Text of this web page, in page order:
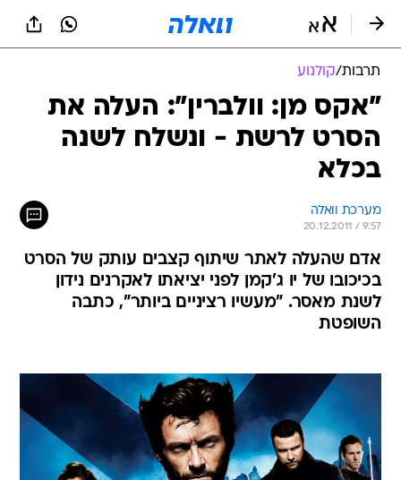
תרבות/קולנוע
"אקס מן: וולברין": העלה את
הסרט לרשת - ונשלח לשנה
בכלא
מערכת וואלה
20.12.2011 / 9:57
אדם שהעלה לאתר שיתוף קצבים עותק של הסרט
בכיכובו של יו ג'קמן לפני יציאתו לאקרנים נידון
לשנת מאסר. "מעשיו רציניים ביותר", כתבה
השופטת